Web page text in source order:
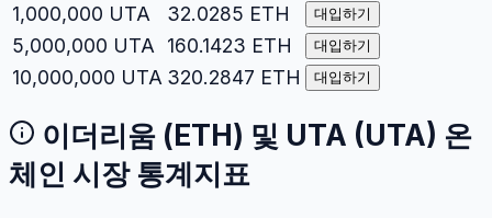
1,000,000 UTA 32.0285 ETH 대입하기
5,000,000 UTA 160.1423 ETH 대입하기
10,000,000 UTA 320.2847 ETH 대입하기
이더리움 ( ETH ) 및 UTA (UTA) 온
체인 시장 통계지표